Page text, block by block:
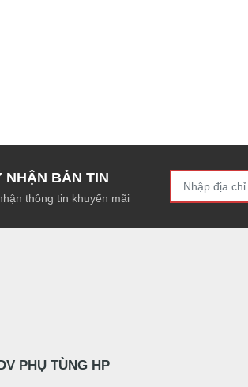
NHẬN BẢN TIN
thông tin khuyến mãi
PHỤ TÙNG HP